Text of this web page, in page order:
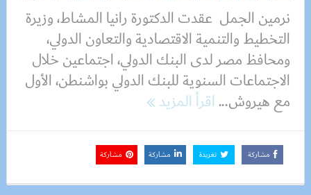
نرمين الجمل عقدت الدكتورة رانيا المشاط، وزيرة
التخطيط والتنمية الاقتصادية والتعاون الدولي،
ومحافظ مصر لدى البنك الدولي، اجتماعين خلال
الاجتماعات السنوية للبنك الدولي بواشنطن، الأول
مع هيروش...اقرأ المزيد
مشاركة تغريدة مشاركة مشاركة